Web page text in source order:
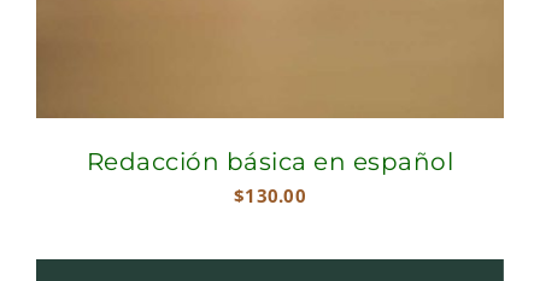
Redacción básica en español
$130.00